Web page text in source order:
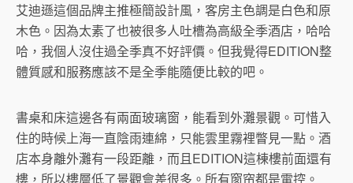
艾迪遜這個品牌主推極簡設計風，客房主色調是白色和原
木色。因為太素了也被很多人吐槽為高級全季酒店，哈哈
哈，我個人沒住過全季真不好評價。但我覺得EDITION整
體質感和服務應該不是全季能隨便比較的吧。
書桌和床這邊各有兩面玻璃窗，能看到外灘景觀。可惜入
住的時候上海一直陰雨連綿，只能雲里霧裡瞥見一點。酒
店本身離外灘有一段距離，而且EDITION這棟樓前面還有
樓，所以樓層低了景觀會差很多。所有窗帘都是電控。